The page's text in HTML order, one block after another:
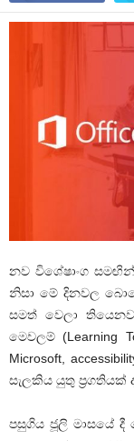
නව විශේෂාංග සමඟින්
නිසා මේ දිනවල
සමත් වෙලා
මෙවලම් (Learning
Microsoft,
සැලකිය යුතු ප්‍රගතියක්
පසුගිය ජූලි මාසයේ දී